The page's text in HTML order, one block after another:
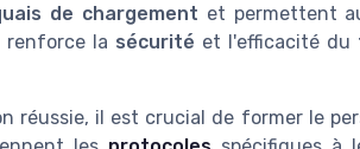
de chargement et permettent
renforce la sécurité et l'efficacité du
réussie, il est crucial de former le